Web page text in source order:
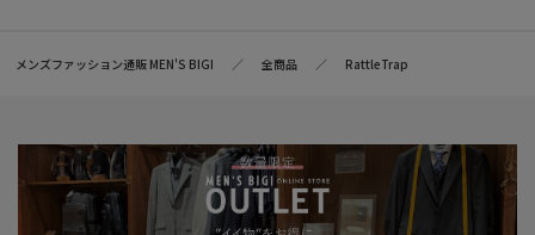
メンズファッション通販 MEN'S BIGI 全商品 RattleTrap